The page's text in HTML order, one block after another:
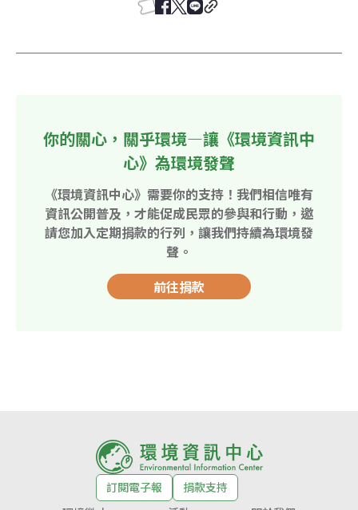
你的關心，關乎環境—讓《環境資訊中
心》為環境發聲
《環境資訊中心》需要你的支持！我們相信唯有
資訊公開普及，才能促成民眾的參與和行動，邀
請您加入定期捐款的行列，讓我們持續為環境發
聲。
前往捐款
訂閱電子報
捐款支持